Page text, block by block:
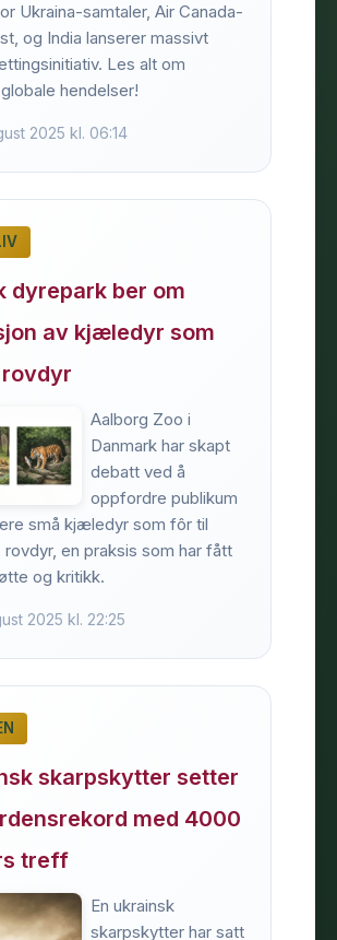
Ukraina-samtaler, Air Canada-
og India lanserer massivt
Les alt om
hendelser!
2025 kl. 06:14
dyrepark ber om
av kjæledyr som
Aalborg Zoo i
Danmark har skapt
debatt ved å
oppfordre publikum
små kjæledyr som fôr til
rovdyr, en praksis som har fått
og kritikk.
2025 kl. 22:25
skarpskytter setter
med 4000
treff
En ukrainsk
skarpskytter har satt